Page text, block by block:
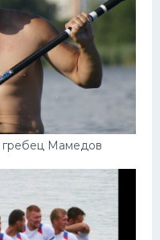
гребец Мамедов